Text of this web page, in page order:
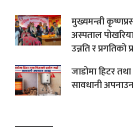
मुख्यमन्त्री
अस्पताल
उन्नति र प्रगतिको
जाडोमा हिटर
सावधानी